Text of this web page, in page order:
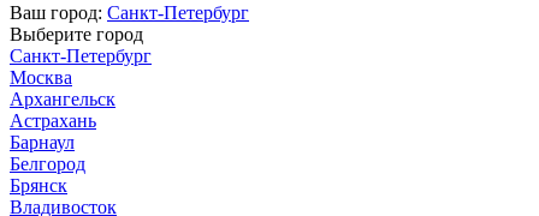
Ваш город: Санкт-Петербург
Выберите город
Санкт-Петербург
Москва
Архангельск
Астрахань
Барнаул
Белгород
Брянск
Владивосток